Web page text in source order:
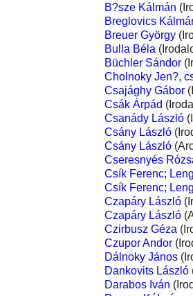
B?sze Kálmán
Breglovics
Breuer György
Bulla Béla
Büchler Sándor
Cholnoky Jen?,
Csajághy Gábor
Csák Árpád
Csanády László
Csány László
Csány László
Cseresnyés
Csík Ferenc;
Csík Ferenc;
Czapáry László
Czapáry László
Czirbusz Géza
Czupor Andor
Dálnoky János
Dankovits László
Darabos Iván